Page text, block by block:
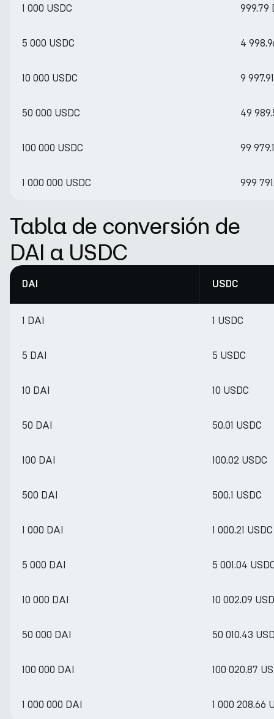
1 000 USDC 999.79
5 000 USDC 4
10 000 USDC 9
50 000 USDC 49
100 000 USDC 99
1 000 000 USDC 999
Tabla de conversión de
DAI a USDC
DAI USDC
1 DAI 1 USDC
5 DAI 5 USDC
10 DAI 10 USDC
50 DAI 50.01 USDC
100 DAI 100.02 USDC
500 DAI 500.1 USDC
1 000 DAI 1 000.21 USDC
5 000 DAI 5 001.04
10 000 DAI 10 002.09
50 000 DAI 50 010.43
100 000 DAI 100 020.87
1 000 000 DAI 1 000 208.66